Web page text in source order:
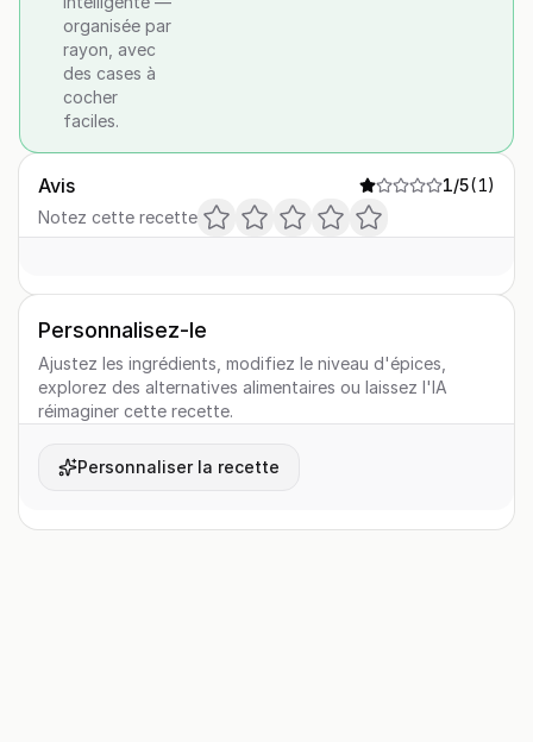
organisée par
rayon, avec
des cases à
cocher
faciles.
Avis 1/5(1)
Notez cette recette
Personnalisez-le
Ajustez les ingrédients, modifiez le niveau d'épices,
explorez des alternatives alimentaires ou laissez l'IA
réimaginer cette recette.
Personnaliser la recette